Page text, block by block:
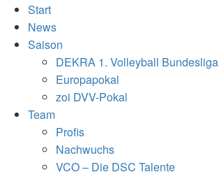
Start
News
Saison
DEKRA 1. Volleyball Bundesliga
Europapokal
zoi DVV-Pokal
Team
Profis
Nachwuchs
VCO – Die DSC Talente